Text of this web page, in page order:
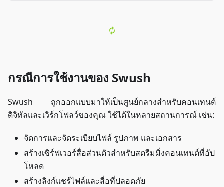
กรณีการใช้งานของ Swush
Swush ถูกออกแบบมาให้เป็นศูนย์กลางสำหรับคอนเทนต์
ดิจิทัลและเวิร์กโฟลว์ของคุณ ใช้ได้ในหลายสถานการณ์ เช่น:
จัดการและจัดระเบียบไฟล์ รูปภาพ และเอกสาร
สร้างเซิร์ฟเวอร์สื่อส่วนตัวสำหรับสตรีมมิ่งคอนเทนต์ที่อัป
โหลด
สร้างลิงก์แชร์ไฟล์และสื่อที่ปลอดภัย